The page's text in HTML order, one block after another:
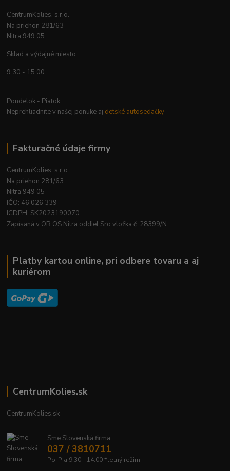
CentrumKolies, s.r.o.
Na priehon 281/63
Nitra 949 05
Sklad a výdajné miesto
9.30 - 15.00
Pondelok - Piatok
Neprehliadnite v našej ponuke aj detské autosedačky
Fakturačné údaje firmy
CentrumKolies, s.r.o.
Na priehon 281/63
Nitra 949 05
IČO: 46 026 339
ICDPH: SK2023190070
Zapísaná v OR OS Nitra oddiel Sro vložka č. 28399/N
Platby kartou online, pri odbere tovaru a aj
kuriérom
CentrumKolies.sk
CentrumKolies.sk
Sme Slovenská firma
037 / 3810711
Po-Pia 9.30 - 14.00 *letný režim